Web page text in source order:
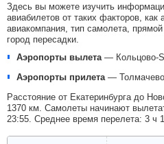
Здесь вы можете изучить
авиабилетов от таких факторов, как
авиакомпания, тип самолета,
город пересадки.
Аэропорты вылета — Кольцово-
Аэропорты прилета —
Расстояние от Екатеринбурга до
1370 км. Самолеты начинают
23:55. Среднее время перелета: 3 ч